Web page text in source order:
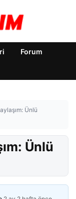
Forum
Ünlü
Ünlü